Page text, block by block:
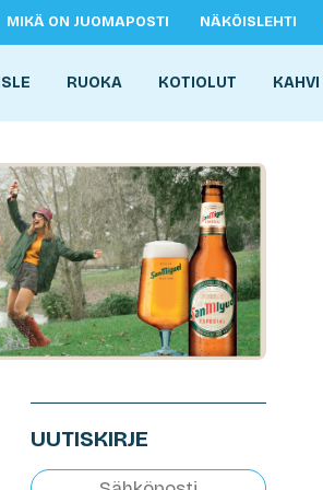
MIKÄ ON JUOMAPOSTI NÄKÖISLEHTI
RUOKA KOTIOLUT KAHVI
UUTISKIRJE